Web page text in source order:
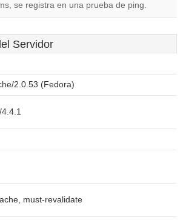
se registra en una prueba de ping.
Servidor
2.0.53 (Fedora)
4.4.1
must-revalidate